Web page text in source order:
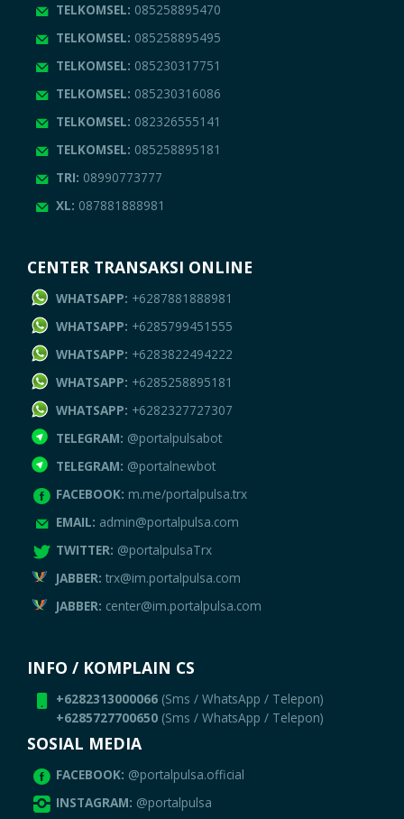
TELKOMSEL: 085258895470
TELKOMSEL: 085258895495
TELKOMSEL: 085230317751
TELKOMSEL: 085230316086
TELKOMSEL: 082326555141
TELKOMSEL: 085258895181
TRI: 08990773777
XL: 087881888981
CENTER TRANSAKSI ONLINE
WHATSAPP: +6287881888981
WHATSAPP: +6285799451555
WHATSAPP: +6283822494222
WHATSAPP: +6285258895181
WHATSAPP: +6282327727307
TELEGRAM: @portalpulsabot
TELEGRAM: @portalnewbot
FACEBOOK: m.me/portalpulsa.trx
EMAIL: admin@portalpulsa.com
TWITTER: @portalpulsaTrx
JABBER:trx@im.portalpulsa.com
JABBER: center@im.portalpulsa.com
INFO / KOMPLAIN CS
+6282313000066 (Sms / WhatsApp / Telepon)
+6285727700650 (Sms / WhatsApp / Telepon)
SOSIAL MEDIA
FACEBOOK: @portalpulsa.official
INSTAGRAM: @portalpulsa